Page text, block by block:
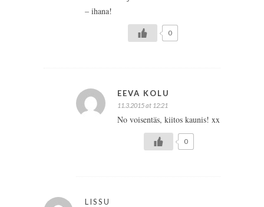
– ihana!
0
EEVA KOLU
11.3.2015 at 12:21
No voisentäs, kiitos kaunis! xx
0
LISSU